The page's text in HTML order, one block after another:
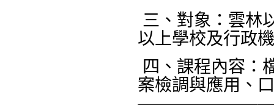
三、對象：雲林
以上學校及行政
四、課程內容：
案檢調與應用、